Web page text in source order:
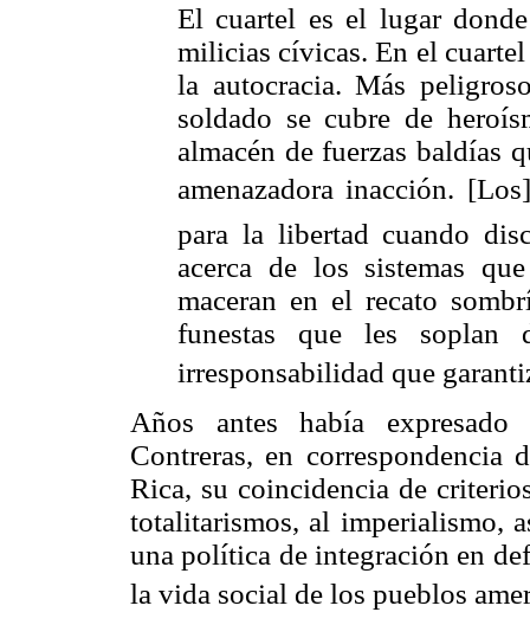
El cuartel es el lugar
milicias cívicas. En el
la autocracia. Más
soldado se cubre de
almacén de fuerzas baldías
amenazadora inacción.
para la libertad cuando
acerca de los sistemas
maceran en el recato
funestas que les soplan
irresponsabilidad que
Años antes había
Contreras, en correspondencia
Rica, su coincidencia de
totalitarismos, al imperialismo,
una política de integración en
la vida social de los pueblos